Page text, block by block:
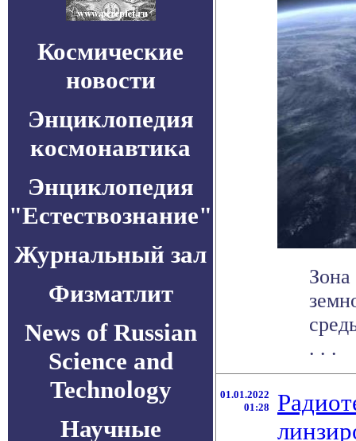
Космические
новости
Энциклопедия
космонавтика
Энциклопедия
"Естествознание"
Журнальный зал
Физматлит
News of Russian
Science and
Technology
Научные
Зона
. . .
01.01.2022
01:28